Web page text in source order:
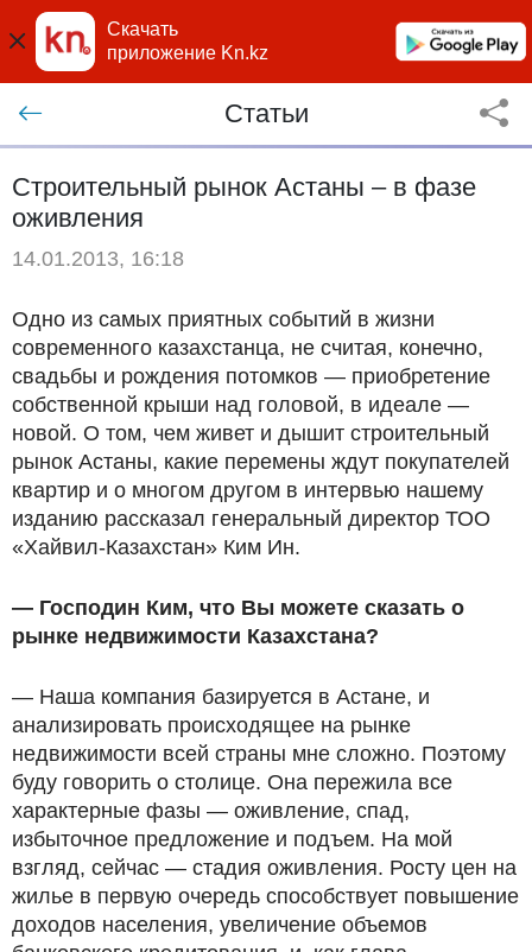
Скачать
приложение Kn.kz
Статьи
Строительный рынок Астаны – в фазе
оживления
14.01.2013, 16:18
Одно из самых приятных событий в жизни
современного казахстанца, не считая, конечно,
свадьбы и рождения потомков — приобретение
собственной крыши над головой, в идеале —
новой. О том, чем живет и дышит строительный
рынок Астаны, какие перемены ждут покупателей
квартир и о многом другом в интервью нашему
изданию рассказал генеральный директор ТОО
«Хайвил-Казахстан» Ким Ин.
— Господин Ким, что Вы можете сказать о
рынке недвижимости Казахстана?
— Наша компания базируется в Астане, и
анализировать происходящее на рынке
недвижимости всей страны мне сложно. Поэтому
буду говорить о столице. Она пережила все
характерные фазы — оживление, спад,
избыточное предложение и подъем. На мой
взгляд, сейчас — стадия оживления. Росту цен на
жилье в первую очередь способствует повышение
доходов населения, увеличение объемов